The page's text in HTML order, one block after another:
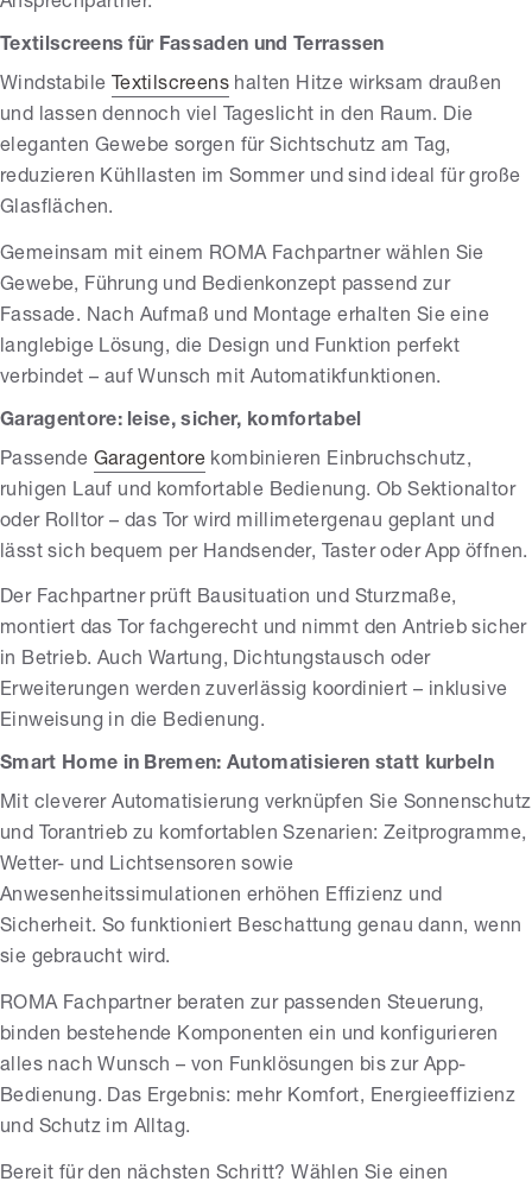
Textilscreens für Fassaden und Terrassen
Windstabile Textilscreens halten Hitze wirksam draußen
und lassen dennoch viel Tageslicht in den Raum. Die
eleganten Gewebe sorgen für Sichtschutz am Tag,
reduzieren Kühllasten im Sommer und sind ideal für große
Glasflächen.
Gemeinsam mit einem ROMA Fachpartner wählen Sie
Gewebe, Führung und Bedienkonzept passend zur
Fassade. Nach Aufmaß und Montage erhalten Sie eine
langlebige Lösung, die Design und Funktion perfekt
verbindet – auf Wunsch mit Automatikfunktionen.
Garagentore: leise, sicher, komfortabel
Passende Garagentore kombinieren Einbruchschutz,
ruhigen Lauf und komfortable Bedienung. Ob Sektionaltor
oder Rolltor – das Tor wird millimetergenau geplant und
lässt sich bequem per Handsender, Taster oder App öffnen.
Der Fachpartner prüft Bausituation und Sturzmaße,
montiert das Tor fachgerecht und nimmt den Antrieb sicher
in Betrieb. Auch Wartung, Dichtungstausch oder
Erweiterungen werden zuverlässig koordiniert – inklusive
Einweisung in die Bedienung.
Smart Home in Bremen: Automatisieren statt kurbeln
Mit cleverer Automatisierung verknüpfen Sie Sonnenschutz
und Torantrieb zu komfortablen Szenarien: Zeitprogramme,
Wetter- und Lichtsensoren sowie
Anwesenheitssimulationen erhöhen Effizienz und
Sicherheit. So funktioniert Beschattung genau dann, wenn
sie gebraucht wird.
ROMA Fachpartner beraten zur passenden Steuerung,
binden bestehende Komponenten ein und konfigurieren
alles nach Wunsch – von Funklösungen bis zur App-
Bedienung. Das Ergebnis: mehr Komfort, Energieeffizienz
und Schutz im Alltag.
Bereit für den nächsten Schritt? Wählen Sie einen